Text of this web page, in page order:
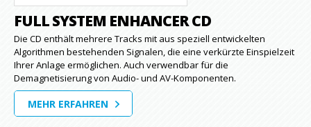
FULL SYSTEM ENHANCER CD
Die CD enthält mehrere Tracks mit aus speziell entwickelten
Algorithmen bestehenden Signalen, die eine verkürzte Einspielzeit
Ihrer Anlage ermöglichen. Auch verwendbar für die
Demagnetisierung von Audio- und AV-Komponenten.
MEHR ERFAHREN